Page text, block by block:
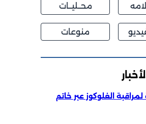
محــليــات
منوعات
الغلوكوز عبر خاتم